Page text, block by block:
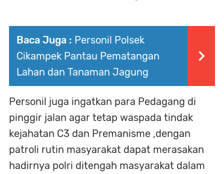
Baca Juga : Personil Polsek
Cikampek Pantau Pematangan
Lahan dan Tanaman Jagung
Personil juga ingatkan para Pedagang di
pinggir jalan agar tetap waspada tindak
kejahatan C3 dan Premanisme ,dengan
patroli rutin masyarakat dapat merasakan
hadirnya polri ditengah masyarakat dalam